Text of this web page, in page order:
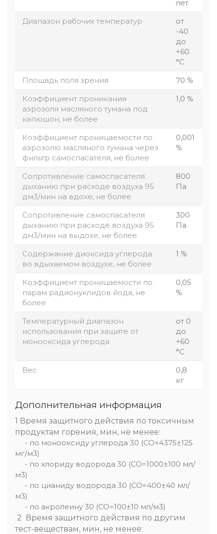
лет
Диапазон рабочих температур
от
-40
до
+60
°С
Площадь поля зрения
70 %
Коэффициент проникания
аэрозоля масляного тумана под
капюшон, не более
1,0 %
Коэффициент проницаемости по
аэрозолю масляного тумана через
фильтр самоспасателя, не более
0,001
%
Сопротивление самоспасателя
дыханию при расходе воздуха 95
дм3/мин на вдохе, не более
800
Па
Сопротивление самоспасателя
дыханию при расходе воздуха 95
дм3/мин на выдохе, не более
300
Па
Содержание диоксида углерода
во вдыхаемом воздухе, не более
1 %
Коэффициент проницаемости по
парам радионуклидов йода, не
более
0,05
%
Температурный диапазон
использования при защите от
монооксида углерода
от 0
до
+60
°С
Вес
0,8
кг
Дополнительная информация
1 Время защитного действия по токсичным
продуктам горения, мин, не менее:
- по монооксиду углерода 30 (СО=4375±125
мг/м3)
- по хлориду водорода 30 (СО=1000±100 мл/
м3)
- по цианиду водорода 30 (СО=400±40 мл/
м3)
- по акролеину 30 (СО=100±10 мл/м3)
2 Время защитного действия по другим
тест-веществам, мин, не менее: